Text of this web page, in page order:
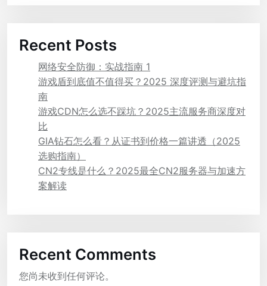
Recent Posts
网络安全防御：实战指南 1
游戏盾到底值不值得买？2025 深度评测与避坑指
南
游戏CDN怎么选不踩坑？2025主流服务商深度对
比
GIA钻石怎么看？从证书到价格一篇讲透（2025
选购指南）
CN2专线是什么？2025最全CN2服务器与加速方
案解读
Recent Comments
您尚未收到任何评论。